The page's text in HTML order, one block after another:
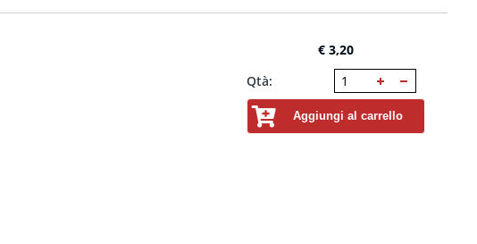
€ 3,20
Qtà:
Aggiungi al carrello